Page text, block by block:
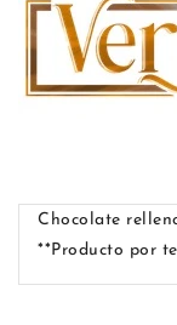
Chocolate
**Producto por